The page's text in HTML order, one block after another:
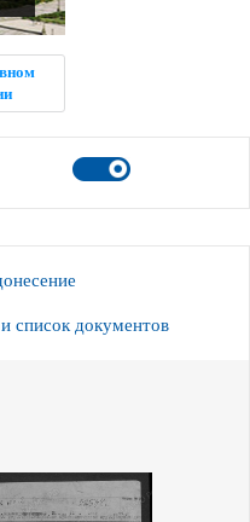
список документов